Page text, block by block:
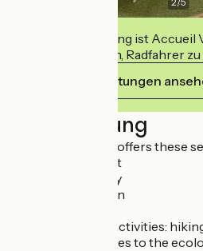
Diese Einrichtung ist
verpflichtet sich, Radfahrer
Ihre Verpflichtungen
Beschreibung
The tourist office offers these
- weather forecast
- hotels availability
- board games loan
- reservation for activities:
guided visits, entries to the